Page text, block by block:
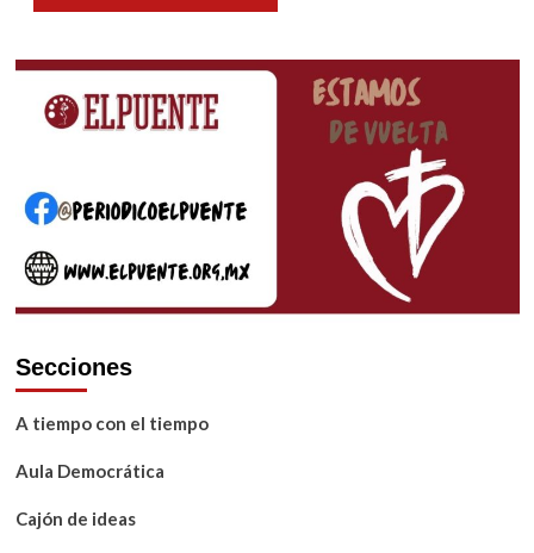
Secciones
A tiempo con el tiempo
Aula Democrática
Cajón de ideas